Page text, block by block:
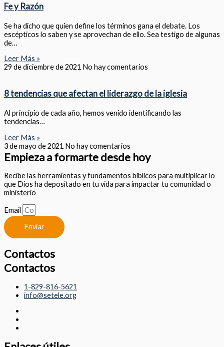
Fe y Razón
Se ha dicho que quien define los términos gana el debate. Los
escépticos lo saben y se aprovechan de ello. Sea testigo de algunas
de…
Leer Más »
29 de diciembre de 2021 No hay comentarios
8 tendencias que afectan el liderazgo de la iglesia
Al principio de cada año, hemos venido identificando las
tendencias…
Leer Más »
3 de mayo de 2021 No hay comentarios
Empieza a formarte desde hoy
Recibe las herramientas y fundamentos biblicos para multiplicar lo
que Dios ha depositado en tu vida para impactar tu comunidad o
ministerio
Email
Enviar
Contactos
Contactos
1-829-816-5621
info@setele.org